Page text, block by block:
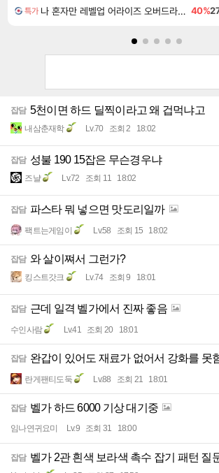
특가 나 혼자만 레벨업 어라이즈 오버드라이브 Solo Leveling Arise 40%
잡담 5천이면 하드 딜찍이라고 왜 겁먹냐고
내삼춘재학 Lv.70 조회 2 18:02
잡담 성불 190 15잡은 무슨경우냐
즈냘 Lv.72 조회 11 18:02
잡담 파스타 뭐 넣으면 맛도리일까
팩트는게임이 Lv.58 조회 15 18:02
잡담 와 살이쪄서 그런가?
킹스트갓크 Lv.74 조회 9 18:01
잡담 근데 일격 벨가에서 진짜 좋음
수인사람 Lv.41 조회 20 18:01
잡담 완갑이 있어도 재료가 없어서 강화를 못
란게팬티도둑 Lv.88 조회 21 18:01
잡담 벨가 하드 6000 기상 대기중
임나연귀요미 Lv.9 조회 31 18:00
잡담 벨가 2관 흰색 보라색 촉수 잡기 패턴 질